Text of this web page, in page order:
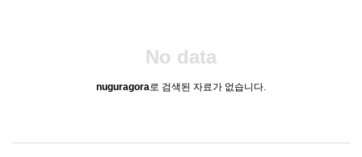
No data
nuguragora로 검색된 자료가 없습니다.